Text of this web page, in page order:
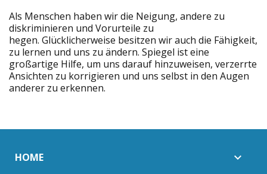
Als Menschen haben wir die Neigung, andere zu
diskriminieren und Vorurteile zu
hegen. Glücklicherweise besitzen wir auch die Fähigkeit,
zu lernen und uns zu ändern. Spiegel ist eine
großartige Hilfe, um uns darauf hinzuweisen, verzerrte
Ansichten zu korrigieren und uns selbst in den Augen
anderer zu erkennen.
HOME 